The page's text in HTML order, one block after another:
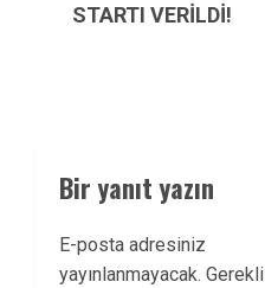
STARTI VERİLDİ!
Bir yanıt yazın
E-posta adresiniz
yayınlanmayacak. Gerekli